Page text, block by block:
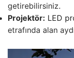
getirebilirsiniz.
Projektör: LED
etrafında alan